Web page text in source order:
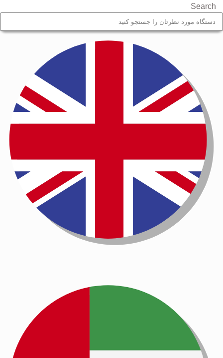
Search